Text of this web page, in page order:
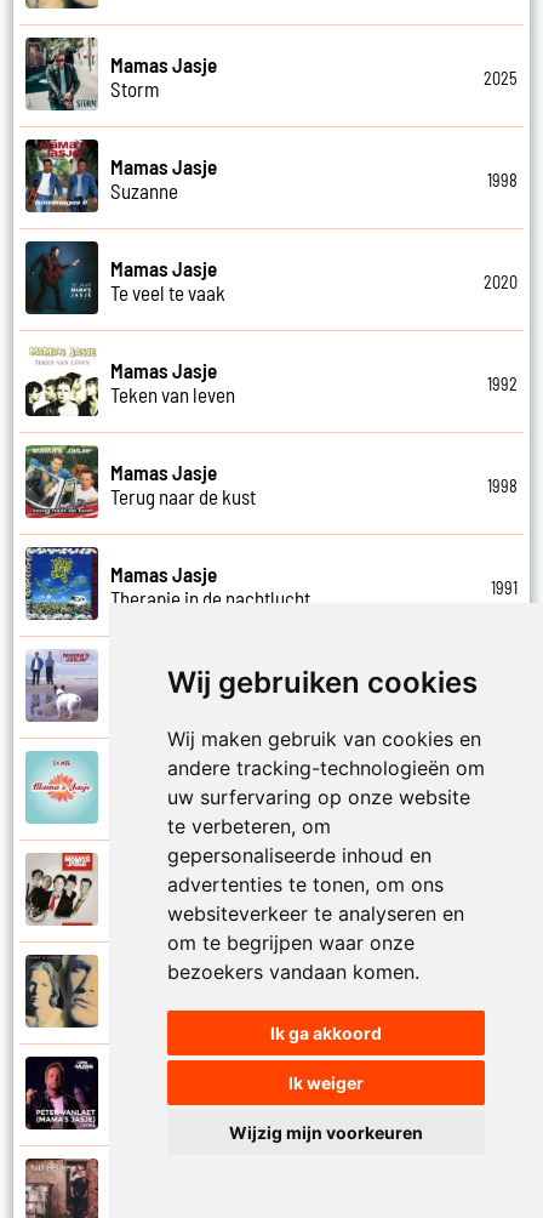
Wij gebruiken cookies
Wij maken gebruik van cookies en
andere tracking-technologieën om
uw surfervaring op onze website
te verbeteren, om
gepersonaliseerde inhoud en
advertenties te tonen, om ons
websiteverkeer te analyseren en
om te begrijpen waar onze
bezoekers vandaan komen.
Ik ga akkoord
Ik weiger
Wijzig mijn voorkeuren
Mamas Jasje
Storm
2025
Mamas Jasje
Suzanne
1998
Mamas Jasje
Te veel te vaak
2020
Mamas Jasje
Teken van leven
1992
Mamas Jasje
Terug naar de kust
1998
Mamas Jasje
Therapie in de nachtlucht
1991
Mamas Jasje
Thuis ben
Mamas Jasje
Mamas Jasje
Tot aan de maan en terug
Mamas Jasje
Troebele tijden